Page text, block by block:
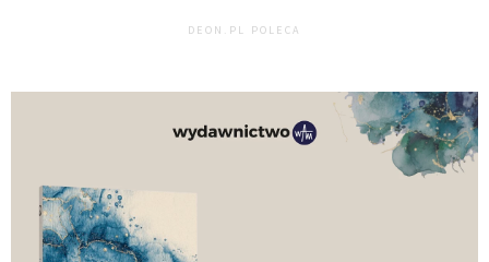
DEON.PL POLECA